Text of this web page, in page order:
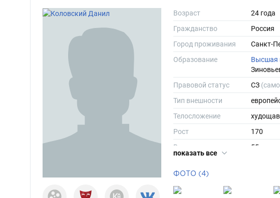
Возраст
24 года
Гражданство
Россия
Город проживания
Санкт-
Образование
Высшая
Правовой статус
СЗ
Тип внешности
Телосложение
Рост
170
Вес
55
Размер обуви
Длина волос
показать все
ФОТО (4)